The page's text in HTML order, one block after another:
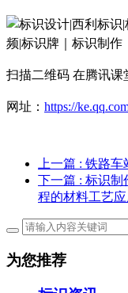
扫描二维码 在腾讯课
网址： https://
上一篇 : 铁路车
下一篇 : 标识制
程的材料工艺
为您推荐